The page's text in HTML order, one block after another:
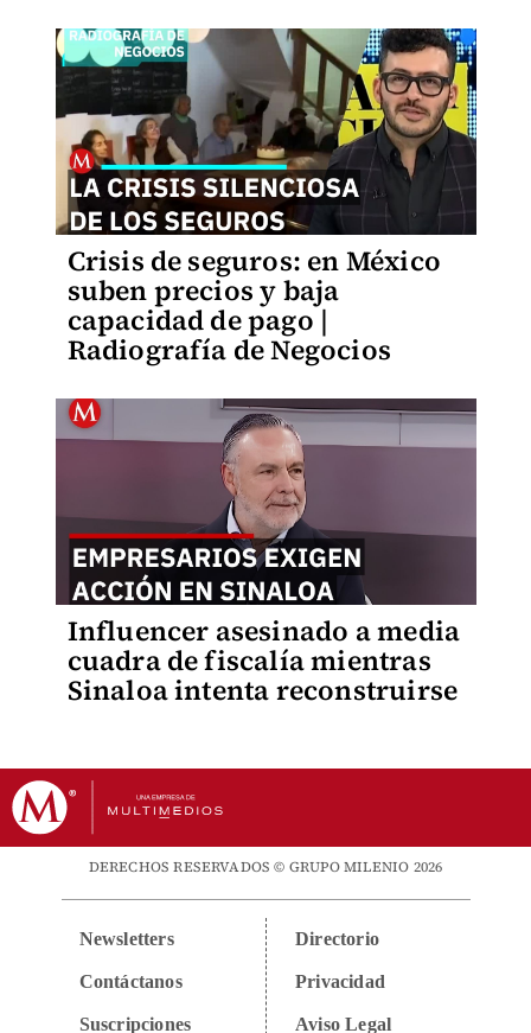
Crisis de seguros: en México
suben precios y baja
capacidad de pago |
Radiografía de Negocios
Influencer asesinado a media
cuadra de fiscalía mientras
Sinaloa intenta reconstruirse
DERECHOS RESERVADOS © GRUPO MILENIO 2026
Newsletters
Contáctanos
Suscripciones
Directorio
Privacidad
Aviso Legal